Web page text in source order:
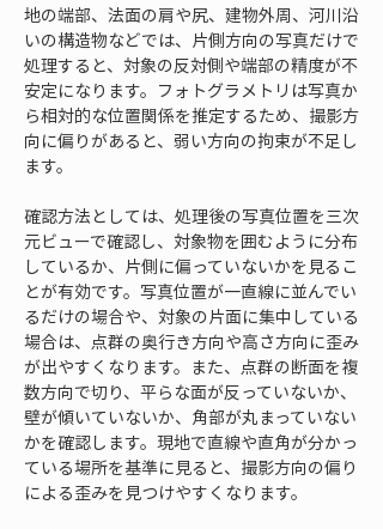
地の端部、法面の肩や尻、建物外周、河川沿
いの構造物などでは、片側方向の写真だけで
処理すると、対象の反対側や端部の精度が不
安定になります。フォトグラメトリは写真か
ら相対的な位置関係を推定するため、撮影方
向に偏りがあると、弱い方向の拘束が不足し
ます。
確認方法としては、処理後の写真位置を三次
元ビューで確認し、対象物を囲むように分布
しているか、片側に偏っていないかを見るこ
とが有効です。写真位置が一直線に並んでい
るだけの場合や、対象の片面に集中している
場合は、点群の奥行き方向や高さ方向に歪み
が出やすくなります。また、点群の断面を複
数方向で切り、平らな面が反っていないか、
壁が傾いていないか、角部が丸まっていない
かを確認します。現地で直線や直角が分かっ
ている場所を基準に見ると、撮影方向の偏り
による歪みを見つけやすくなります。